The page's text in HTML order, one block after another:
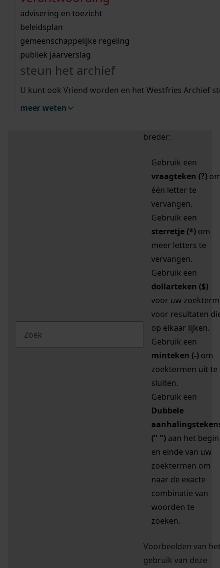
bouwvergunningen
omgevingsvergunningen
vergunningen
beeld en geluid
uitleg nodig?
Wij helpen u op weg met een aantal zoektips.
bekijk alle zoektips
Wij helpen u op weg met een aantal zoektips.
bekijk alle zoektips
bekijk ons geschiedenislokaal
advisering en toezicht
beleidsplan
gemeenschappelijke regeling
publiek jaarverslag
steun het archief
U kunt ook Vriend worden en het Westfries Archief
meer weten
zoektips
Mijn Studiezaal (inloggen)
uw zoekopdracht te
breder:
Gebruik een
vraagteken (?)
één letter te
vervangen.
Gebruik een
sterretje (*) om
meer letters te
vervangen.
Gebruik een
dollarteken ($)
voor uw zoekterm
voor resultaten
op elkaar lijken.
Gebruik een
minteken (-) om
zoektermen uit te
sluiten.
Gebruik een
Dubbele
(" ") aan het begin
en einde van uw
zoektermen om
naar de exacte
combinatie van
woorden te
zoeken.
Voorbeelden van
gebruik van deze